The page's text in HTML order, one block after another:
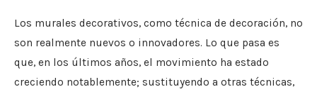
Los murales decorativos, como técnica de decoración, no
son realmente nuevos o innovadores. Lo que pasa es
que, en los últimos años, el movimiento ha estado
creciendo notablemente; sustituyendo a otras técnicas,